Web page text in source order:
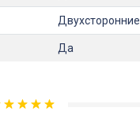
Двухсторонние
Да